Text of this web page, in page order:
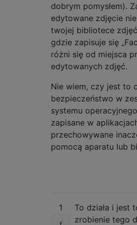
dobrym pomysłem).
edytowane zdjęcie
twojej bibliotece
gdzie zapisuje się
różni się od miejsca
edytowanych zdjęć.
Nie wiem, czy jest to
bezpieczeństwo w
systemu
zapisane w
przechowywane
pomocą aparatu lub
1
To działa i jest
zrobienie tego